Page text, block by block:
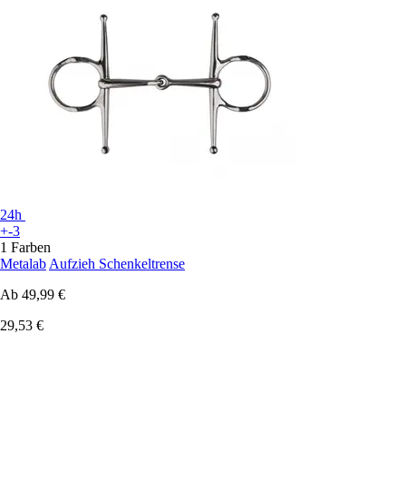
24h
+-3
1 Farben
Metalab Aufzieh Schenkeltrense
Ab 49,99 €
29,53 €